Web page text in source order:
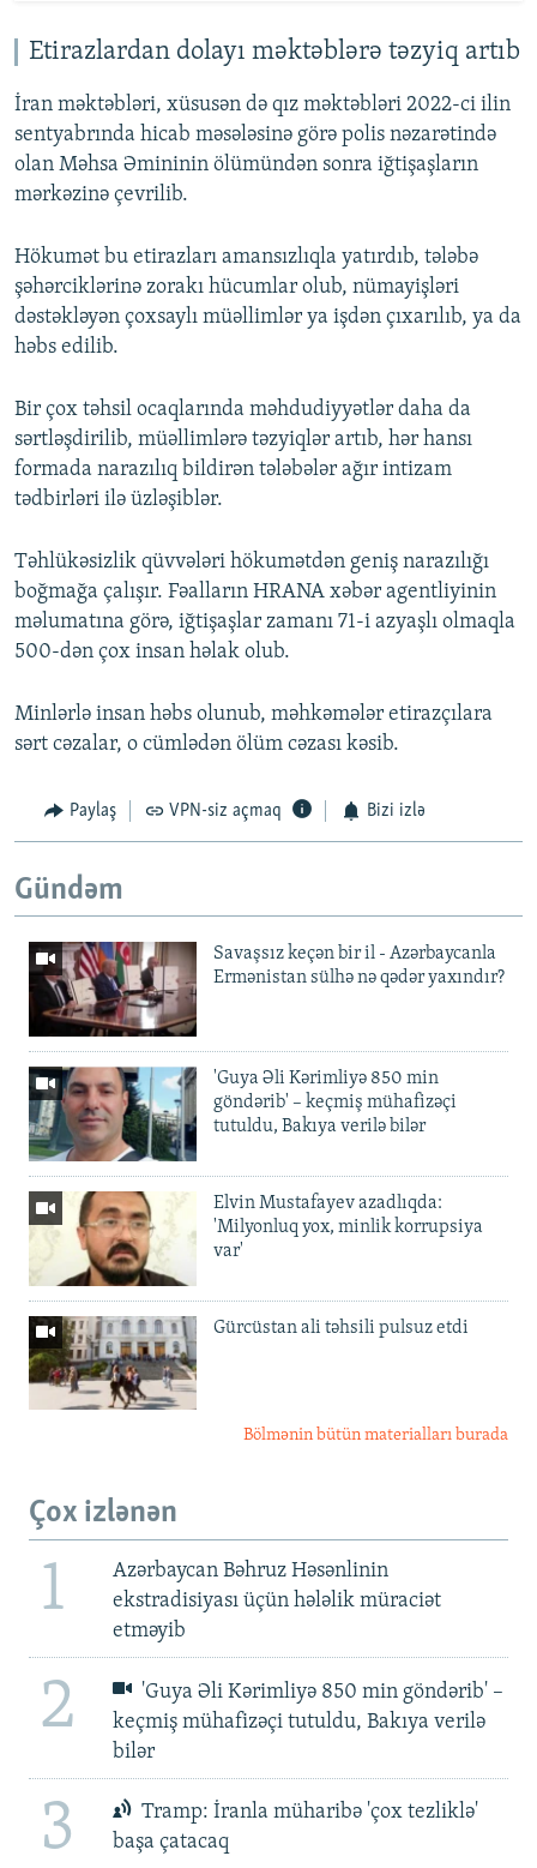
Etirazlardan dolayı məktəblərə təzyiq artıb
İran məktəbləri, xüsusən də qız məktəbləri 2022-ci ilin
sentyabrında hicab məsələsinə görə polis nəzarətində
olan Məhsa Əmininin ölümündən sonra iğtişaşların
mərkəzinə çevrilib.
Hökumət bu etirazları amansızlıqla yatırdıb, tələbə
şəhərciklərinə zorakı hücumlar olub, nümayişləri
dəstəkləyən çoxsaylı müəllimlər ya işdən çıxarılıb, ya da
həbs edilib.
Bir çox təhsil ocaqlarında məhdudiyyətlər daha da
sərtləşdirilib, müəllimlərə təzyiqlər artıb, hər hansı
formada narazılıq bildirən tələbələr ağır intizam
tədbirləri ilə üzləşiblər.
Təhlükəsizlik qüvvələri hökumətdən geniş narazılığı
boğmağa çalışır. Fəalların HRANA xəbər agentliyinin
məlumatına görə, iğtişaşlar zamanı 71-i azyaşlı olmaqla
500-dən çox insan həlak olub.
Minlərlə insan həbs olunub, məhkəmələr etirazçılara
sərt cəzalar, o cümlədən ölüm cəzası kəsib.
Paylaş VPN-siz açmaq Bizi izlə
Gündəm
Savaşsız keçən bir il - Azərbaycanla
Ermənistan sülhə nə qədər yaxındır?
'Guya Əli Kərimliyə 850 min
göndərib' – keçmiş mühafizəçi
tutuldu, Bakıya verilə bilər
Elvin Mustafayev azadlıqda:
'Milyonluq yox, minlik korrupsiya
var'
Gürcüstan ali təhsili pulsuz etdi
Bölmənin bütün materialları burada
Çox izlənən
1
Azərbaycan Bəhruz Həsənlinin
ekstradisiyası üçün hələlik müraciət
etməyib
2
'Guya Əli Kərimliyə 850 min göndərib' –
keçmiş mühafizəçi tutuldu, Bakıya verilə
bilər
3
Tramp: İranla müharibə 'çox tezliklə'
başa çatacaq